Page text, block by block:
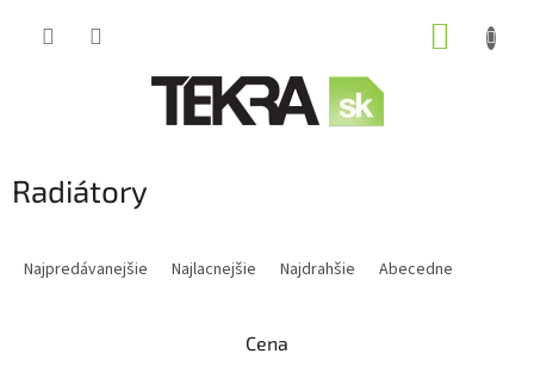
Radiátory
Najpredávanejšie Najlacnejšie Najdrahšie Abecedne
Cena